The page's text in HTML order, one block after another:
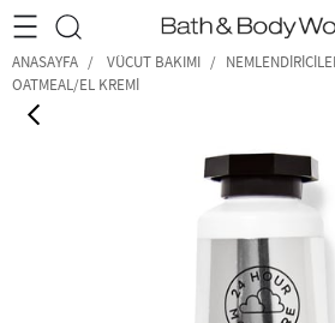
•2200₺ ve Üzeri Kargo Ücretsiz!•
ANASAYFA VÜCUT BAKIMI
OATMEAL/EL KREMI